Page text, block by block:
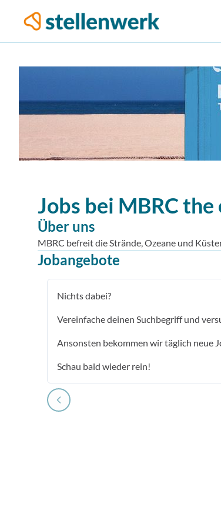
Jobs bei MBRC the
Über uns
MBRC befreit die Strände, Ozeane und
Jobangebote
Nichts dabei?
Vereinfache deinen Suchbegriff und
Ansonsten bekommen wir täglich neue
Schau bald wieder rein!